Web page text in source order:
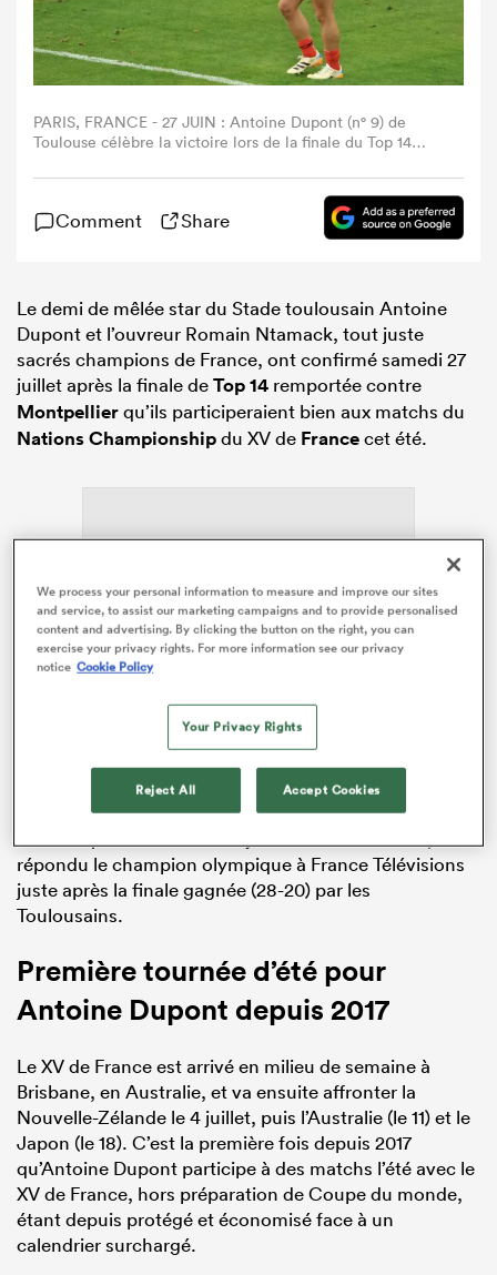
PARIS, FRANCE - 27 JUIN : Antoine Dupont (n° 9) de
Toulouse célèbre la victoire lors de la finale du Top 14
France, le 27 juin 2026 à Paris, en France. (Photo : Xavier
Comment Share
Le demi de mêlée star du Stade toulousain Antoine
Dupont et l’ouvreur Romain Ntamack, tout juste
sacrés champions de France, ont confirmé samedi 27
juillet après la finale deTop 14 remportée contre
Montpellierqu’ils participeraient bien aux matchs du
Nations Championshipdu XV de Francecet été.
ADVERTISEMENT
« Oui, on part lundi avec quelques autres joueurs donc
au aura quand même deux jours de célébration », a
répondu le champion olympique à France Télévisions
juste après la finale gagnée (28-20) par les
Toulousains.
Première tournée d’été pour
Antoine Dupont depuis 2017
Le XV de France est arrivé en milieu de semaine à
Brisbane, en Australie, et va ensuite affronter la
Nouvelle-Zélande le 4 juillet, puis l’Australie (le 11) et le
Japon (le 18). C’est la première fois depuis 2017
qu’Antoine Dupont participe à des matchs l’été avec le
XV de France, hors préparation de Coupe du monde,
étant depuis protégé et économisé face à un
calendrier surchargé.
We process your personal information to measure and improve our sites
and service, to assist our marketing campaigns and to provide personalised
content and advertising. By clicking the button on the right, you can
exercise your privacy rights. For more information see our privacy
notice Cookie Policy
Your Privacy Rights
Reject All Accept Cookies